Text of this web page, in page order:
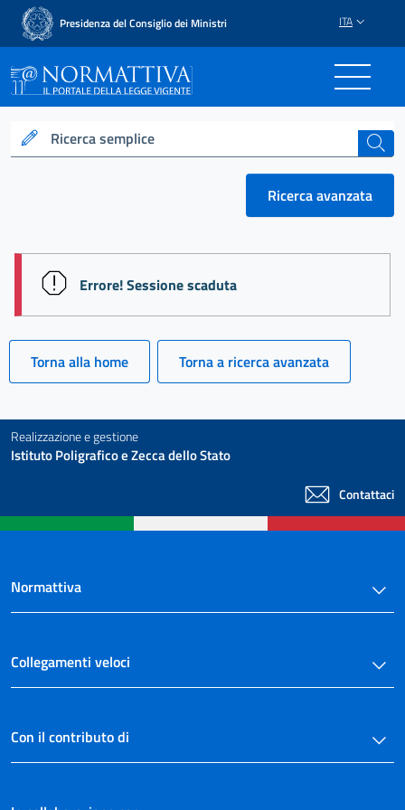
Presidenza del Consiglio dei Ministri ITA
Normattiva - Il portale
Ricerca semplice cerca
Ricerca avanzata
session id: m9OehflJLyrfYaWuqLz_KJRQxd8utu7ol-
Errore! Sessione scaduta
Torna alla home Torna a ricerca avanzata
Realizzazione e gestione
Istituto Poligrafico e Zecca dello Stato
Contattaci
Normattiva
Collegamenti veloci
Con il contributo di